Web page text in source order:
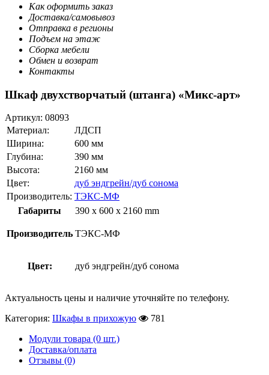
Как оформить заказ
Доставка/самовывоз
Отправка в регионы
Подъем на этаж
Сборка мебели
Обмен и возврат
Контакты
Шкаф двухстворчатый (штанга) «Микс-арт»
Артикул: 08093
Материал:
ЛДСП
Ширина:
600 мм
Глубина:
390 мм
Высота:
2160 мм
Цвет:
дуб эндгрейн/дуб сонома
Производитель: ТЭКС-МФ
Габариты
390 x 600 x 2160 mm
Производитель ТЭКС-МФ
Цвет: дуб эндгрейн/дуб сонома
Актуальность цены и наличие уточняйте по телефону.
Категория: Шкафы в прихожую
781
Модули товара (0 шт.)
Доставка/оплата
Отзывы (0)